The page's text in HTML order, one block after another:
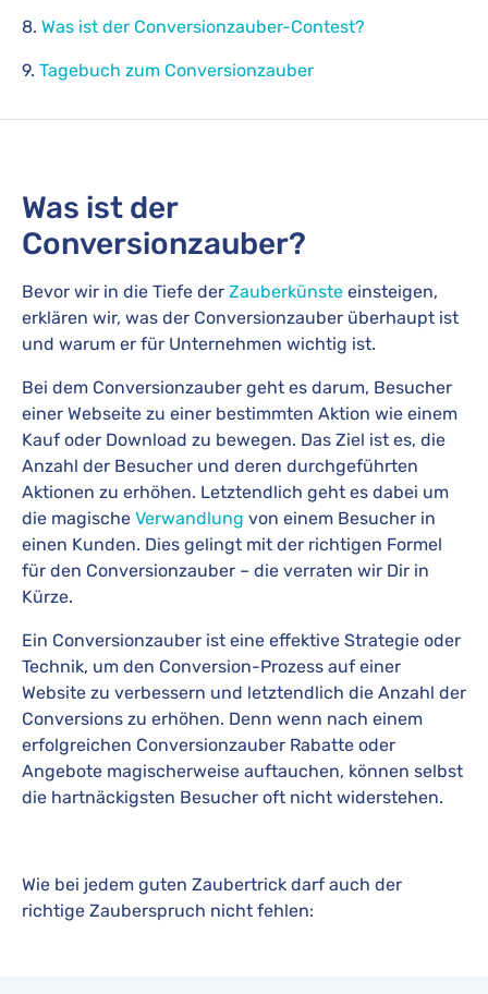
8. Was ist der Conversionzauber-Contest?
9. Tagebuch zum Conversionzauber
Was ist der
Conversionzauber?
Bevor wir in die Tiefe der Zauberkünste einsteigen,
erklären wir, was der Conversionzauber überhaupt ist
und warum er für Unternehmen wichtig ist.
Bei dem Conversionzauber geht es darum, Besucher
einer Webseite zu einer bestimmten Aktion wie einem
Kauf oder Download zu bewegen. Das Ziel ist es, die
Anzahl der Besucher und deren durchgeführten
Aktionen zu erhöhen. Letztendlich geht es dabei um
die magische Verwandlung von einem Besucher in
einen Kunden. Dies gelingt mit der richtigen Formel
für den Conversionzauber – die verraten wir Dir in
Kürze.
Ein Conversionzauber ist eine effektive Strategie oder
Technik, um den Conversion-Prozess auf einer
Website zu verbessern und letztendlich die Anzahl der
Conversions zu erhöhen. Denn wenn nach einem
erfolgreichen Conversionzauber Rabatte oder
Angebote magischerweise auftauchen, können selbst
die hartnäckigsten Besucher oft nicht widerstehen.
Wie bei jedem guten Zaubertrick darf auch der
richtige Zauberspruch nicht fehlen: